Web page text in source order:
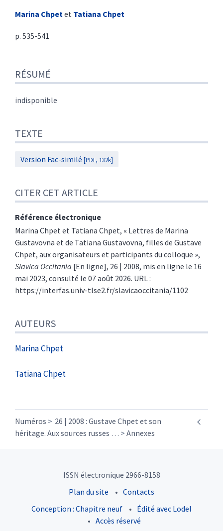
Marina Chpetet Tatiana Chpet
p. 535-541
Texte
Citer cet article
Auteurs
RÉSUMÉ
indisponible
TEXTE
Version Fac-similé [PDF, 132k]
CITER CET ARTICLE
Référence électronique
Marina Chpetet Tatiana Chpet, « Lettres de Marina
Gustavovna et de Tatiana Gustavovna, filles de Gustave
Chpet, aux organisateurs et participants du colloque »,
Slavica Occitania [En ligne], 26 | 2008, mis en ligne le 16
mai 2023, consulté le 07 août 2026. URL :
https://interfas.univ-tlse2.fr/slavicaoccitania/1102
AUTEURS
MarinaChpet
TatianaChpet
Numéros
26 | 2008 : Gustave Chpet et son
héritage. Aux sources russes … Annexes
ISSN électronique 2966-8158
Plan du site
Contacts
Conception : Chapitre neuf
Édité avec Lodel
Accès réservé